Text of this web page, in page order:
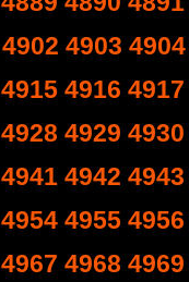
4902 4903 4904
4915 4916 4917
4928 4929 4930
4941 4942 4943
4954 4955 4956
4967 4968 4969